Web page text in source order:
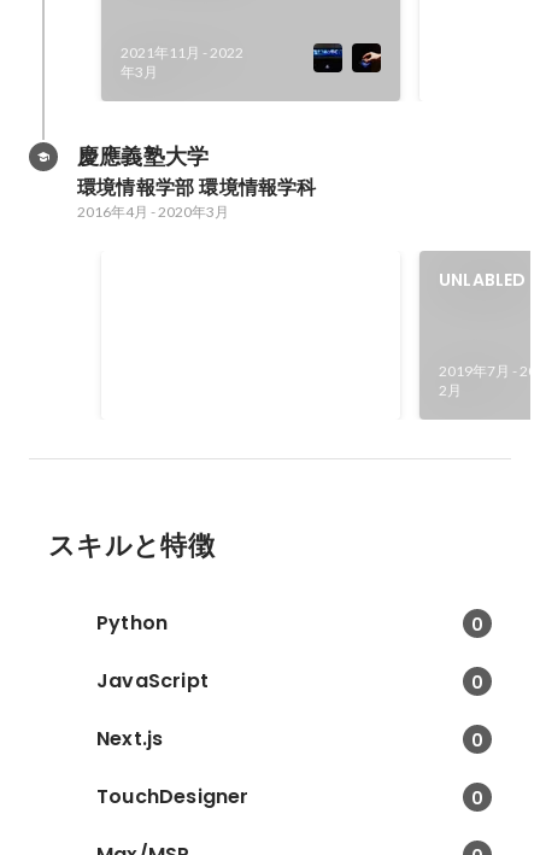
2021年11月 -2022
年3月
慶應義塾大学
環境情報学部 環境情報学科
2016年4月 -2020年3月
2019年7月 -
2月
スキルと特徴
Python 0
JavaScript 0
Next.js 0
TouchDesigner 0